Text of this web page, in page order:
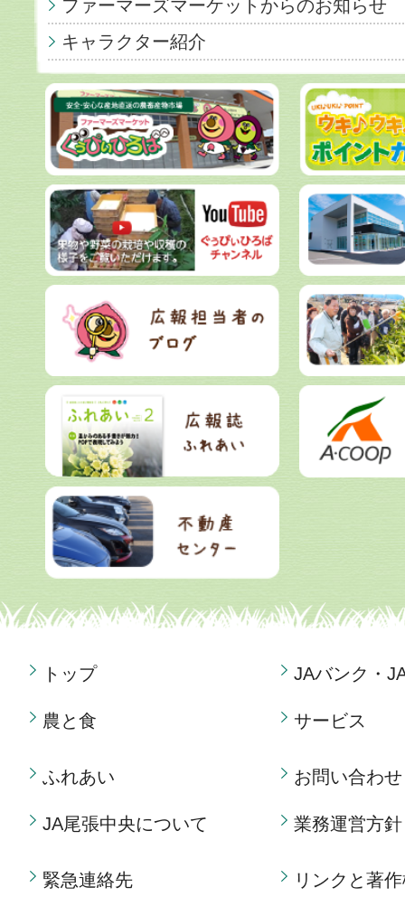
ファーマーズマーケットからのお知らせ
キャラクター紹介
トップ
農と食
JAバンク・
サービス
ふれあい
JA尾張中央について
お問い合わせ
業務運営方針
緊急連絡先 リンクと著